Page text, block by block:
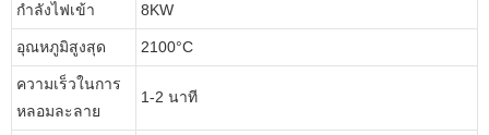
กำลังไฟเข้า 8KW
อุณหภูมิสูงสุด 2100°C
ความเร็วในการ
หลอมละลาย
1-2 นาที